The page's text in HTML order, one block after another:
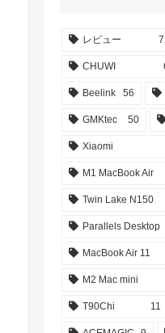
レビュー
CHUWI
Beelink 56
GMKtec 50
Xiaomi
M1 MacBook Air
Twin Lake N150
Parallels Desktop
MacBook Air 11
M2 Mac mini
T90Chi 11